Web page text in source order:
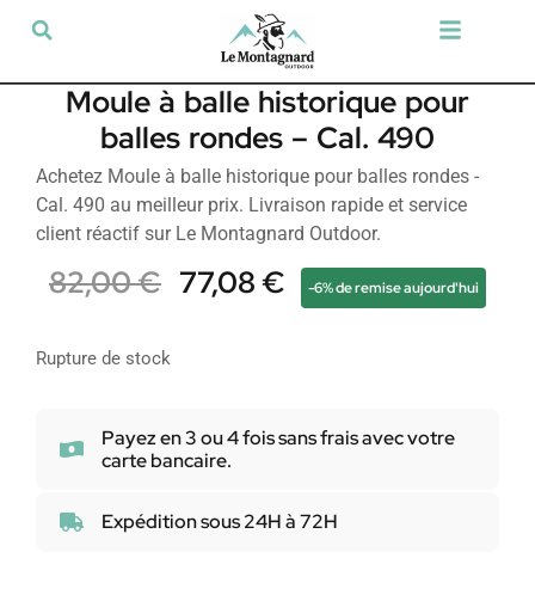
Moule à balle historique pour
balles rondes – Cal. 490
Achetez Moule à balle historique pour balles rondes -
Cal. 490 au meilleur prix. Livraison rapide et service
client réactif sur Le Montagnard Outdoor.
82,00€ 77,08€ -6% de remise aujourd'hui
Rupture de stock
Payez en 3 ou 4 fois sans frais avec votre
carte bancaire.
Expédition sous 24H à 72H